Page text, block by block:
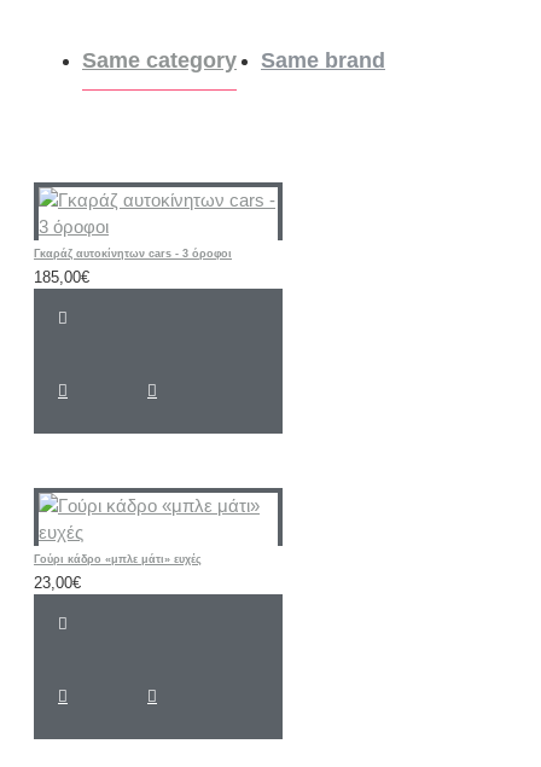
Same category Same brand
Γκαράζ αυτοκίνητων cars - 3 όροφοι
185,00€
Γούρι κάδρο «μπλε μάτι» ευχές
23,00€